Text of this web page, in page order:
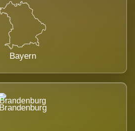
Bayern
Brandenburg